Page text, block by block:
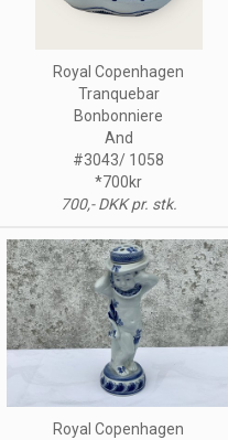
Royal Copenhagen
Tranquebar
Bonbonniere
And
#3043/ 1058
*700kr
700,- DKK pr. stk.
Royal Copenhagen